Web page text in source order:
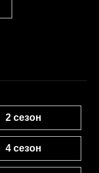
2 сезон
4 сезон